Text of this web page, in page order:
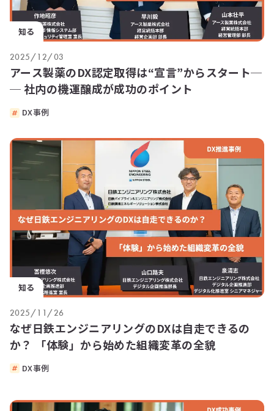
知る
2025/12/03
アース製薬のDX認定取得は“宣言”からスタート─
─ 社内の機運醸成が成功のポイント
DX事例
知る
2025/11/26
なぜ日鉄エンジニアリングのDXは自走できるの
か？ 「体験」から始めた組織変革の全貌
DX事例